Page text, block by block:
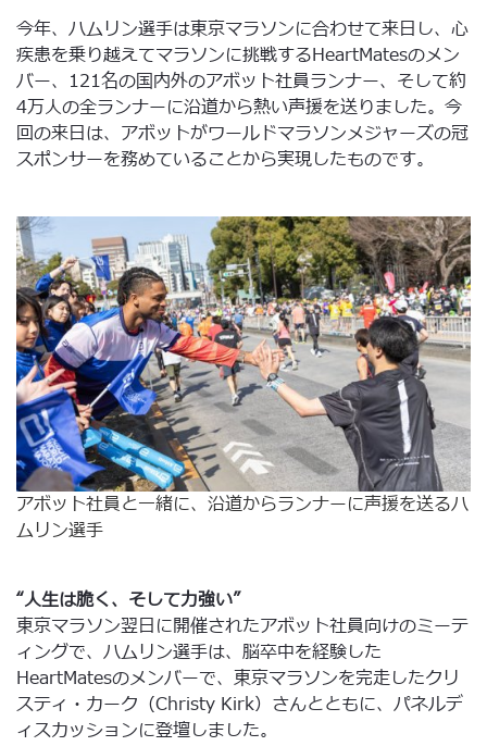
今年、ハムリン選手は東京マラソンに合わせて来日し、心
疾患を乗り越えてマラソンに挑戦するHeartMatesのメン
バー、121名の国内外のアボット社員ランナー、そして約
4万人の全ランナーに沿道から熱い声援を送りました。今
回の来日は、アボットがワールドマラソンメジャーズの冠
スポンサーを務めていることから実現したものです。
アボット社員と一緒に、沿道からランナーに声援を送るハ
ムリン選手
“人生は脆く、そして力強い”
東京マラソン翌日に開催されたアボット社員向けのミーテ
ィングで、ハムリン選手は、脳卒中を経験した
HeartMatesのメンバーで、東京マラソンを完走したクリ
スティ・カーク（Christy Kirk）さんとともに、パネルデ
ィスカッションに登壇しました。